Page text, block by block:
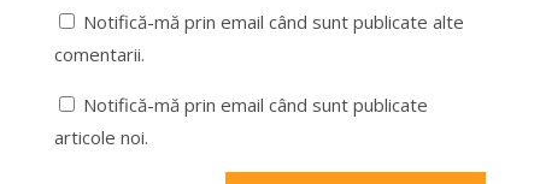
Notifică-mă prin email când sunt publicate alte
comentarii.
Notifică-mă prin email când sunt publicate
articole noi.